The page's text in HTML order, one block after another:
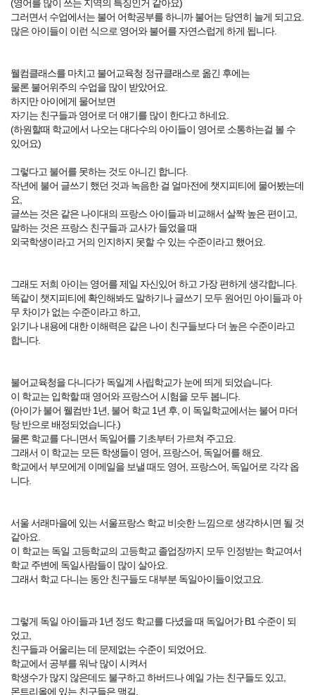
(영어를 많이 쓰는 지역의 특징인거 같아요)
그러면서 수업에서는 불어 어학공부를 하니까 불어는 당연히 늘게 되고요.
많은 아이들이 이런 식으로 영어와 불어를 자연스럽게 하게 됩니다.
웰컴클래스를 마치고 불어교육청 정규클래스로 옮긴 후에는
물론 불어위주의 수업을 많이 받았어요.
하지만 아이에게 물어보면
자기는 친구들과 영어로 더 얘기를 많이 한다고 하네요.
(하원할때 학교에서 나오는 대다수의 아이들이 영어로 소통하는걸 볼 수
있어요)
그렇다고 불어를 못하는 것도 아니긴 합니다.
작년에 불어 글쓰기 했던 것과 녹음한 걸 얼마전에 챗지피티에 물어봤는데
요,
글쓰는 것은 같은 나이대의 프랑스 아이들과 비교해서 살짝 높은 편이고,
말하는 것은 프랑스 친구들과 교사가 들었을 때
외국학생이라고 거의 인지하지 못할 수 있는 수준이라고 했어요.
그래도 저희 아이는 영어를 제일 자신있어 하고 가장 편하게 생각합니다.
똑같이 챗지피티에 확인해봐도 말하기나 글쓰기 모두 원어민 아이들과 아
무 차이가 없는 수준이라고 하고,
읽기나 내용에 대한 이해력은 같은 나이 친구들보다 더 높은 수준이라고
합니다.
불어교육청을 다니다가 독일계 사립학교가 눈에 띄게 되었습니다.
이 학교는 입학할 때 영어와 프랑스어 시험을 모두 봅니다.
(아이가 불어 웰컴반 1년, 불어 학교 1년 후, 이 독일학교에서는 불어 마더
탕 반으로 배정되었습니다.)
물론 학교를 다니면서 독일어를 기초부터 가르쳐 주고요.
그래서 이 학교는 모든 학생들이 영어, 프랑스어, 독일어를 해요.
학교에서 부모에게 이메일을 보낼 때도 영어, 프랑스어, 독일어로 각각 옵
니다.
서울 서래마을에 있는 서울프랑스 학교 비슷한 느낌으로 생각하시면 될 것
같아요.
이 학교는 독일 고등학교의 고등학교 졸업장까지 모두 인정받는 학교여서
학교 주변에 독일사람들이 많이 살아요.
그래서 학교 다니는 동안 친구들도 대부분 독일아이들이었고요.
그렇게 독일 아이들과 1년 정도 학교를 다녔을 때 독일어가 B1 수준이 되
었고,
친구들과 어울리는 데 문제없는 수준이 되었어요.
학교에서 공부를 워낙 많이 시켜서
학생수가 많지 않은데도 불구하고 하버드나 예일 가는 친구들도 있고,
몬트리올에 있는 친구들은 맥길,